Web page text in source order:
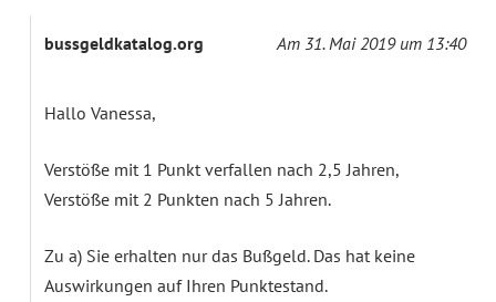
bussgeldkatalog.org Am 31. Mai 2019 um 13:40
Hallo Vanessa,
Verstöße mit 1 Punkt verfallen nach 2,5 Jahren,
Verstöße mit 2 Punkten nach 5 Jahren.
Zu a) Sie erhalten nur das Bußgeld. Das hat keine
Auswirkungen auf Ihren Punktestand.